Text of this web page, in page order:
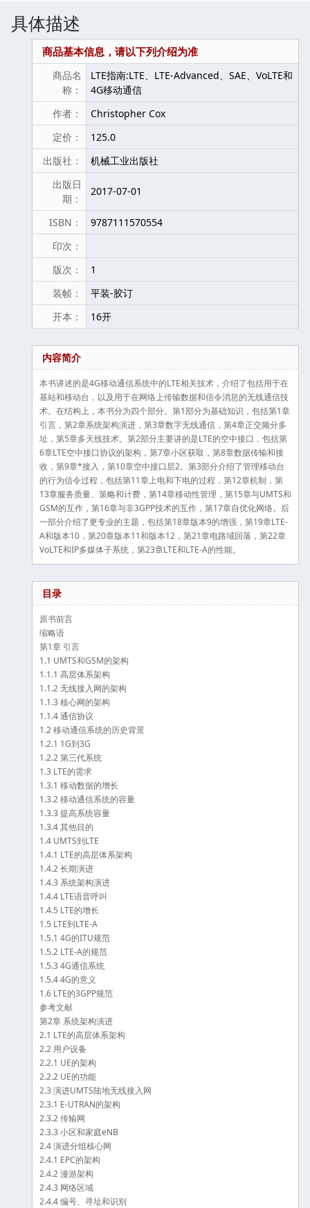
具体描述
商品基本信息，请以下列介绍为准
商品名
称：
LTE指南:LTE、LTE-Advanced、SAE、VoLTE和
4G移动通信
作者：
Christopher Cox
定价：
125.0
出版社：
机械工业出版社
出版日
期：
2017-07-01
ISBN：
9787111570554
印次：
版次：
1
装帧：
平装-胶订
开本：
16开
内容简介
本书讲述的是4G移动通信系统中的LTE相关技术，介绍了包括用于在
基站和移动台，以及用于在网络上传输数据和信令消息的无线通信技
术。在结构上，本书分为四个部分。第1部分为基础知识，包括第1章
引言，第2章系统架构演进，第3章数字无线通信，第4章正交频分多
址，第5章多天线技术。第2部分主要讲的是LTE的空中接口，包括第
6章LTE空中接口协议的架构，第7章小区获取，第8章数据传输和接
收，第9章*接入，第10章空中接口层2。第3部分介绍了管理移动台
的行为信令过程，包括第11章上电和下电的过程，第12章机制，第
13章服务质量、策略和计费，第14章移动性管理，第15章与UMTS和
GSM的互作，第16章与非3GPP技术的互作，第17章自优化网络。后
一部分介绍了更专业的主题，包括第18章版本9的增强，第19章LTE-
A和版本10，第20章版本11和版本12，第21章电路域回落，第22章
VoLTE和IP多媒体子系统，第23章LTE和LTE-A的性能。
目录
原书前言
缩略语
第1章 引言
1.1 UMTS和GSM的架构
1.1.1 高层体系架构
1.1.2 无线接入网的架构
1.1.3 核心网的架构
1.1.4 通信协议
1.2 移动通信系统的历史背景
1.2.1 1G到3G
1.2.2 第三代系统
1.3 LTE的需求
1.3.1 移动数据的增长
1.3.2 移动通信系统的容量
1.3.3 提高系统容量
1.3.4 其他目的
1.4 UMTS到LTE
1.4.1 LTE的高层体系架构
1.4.2 长期演进
1.4.3 系统架构演进
1.4.4 LTE语音呼叫
1.4.5 LTE的增长
1.5 LTE到LTE-A
1.5.1 4G的ITU规范
1.5.2 LTE-A的规范
1.5.3 4G通信系统
1.5.4 4G的意义
1.6 LTE的3GPP规范
参考文献
第2章 系统架构演进
2.1 LTE的高层体系架构
2.2 用户设备
2.2.1 UE的架构
2.2.2 UE的功能
2.3 演进UMTS陆地无线接入网
2.3.1 E-UTRAN的架构
2.3.2 传输网
2.3.3 小区和家庭eNB
2.4 演进分组核心网
2.4.1 EPC的架构
2.4.2 漫游架构
2.4.3 网络区域
2.4.4 编号、寻址和识别